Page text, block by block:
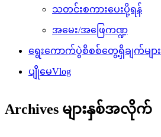
သတင်းစကားပေးပို့ရန်
အမေး/အဖြေကဏ္ဍ
ရွေးကောက်ပွဲစိစစ်တွေ့ရှိချက်များ
ပျိုမေVlog
Archives များနှစ်အလိုက်